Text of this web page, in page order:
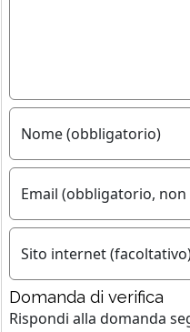
Nome (obbligatorio)
Email (obbligatorio,
Sito internet
Domanda di verifica
Rispondi alla domanda